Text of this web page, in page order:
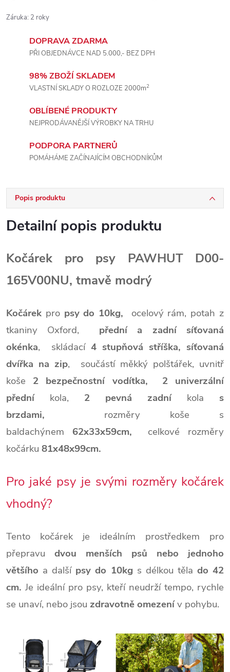
Záruka: 2 roky
DOPRAVA ZDARMA
PŘI OBJEDNÁVCE NAD 5.000,- BEZ DPH
98% ZBOŽÍ SKLADEM
VLASTNÍ SKLADY O ROZLOZE 2000m2
OBLÍBENÉ PRODUKTY
NEJPRODÁVANĚJŠÍ VÝROBKY NA TRHU
PODPORA PARTNERŮ
POMÁHÁME ZAČÍNAJÍCÍM OBCHODNÍKŮM
Popis produktu
Detailní popis produktu
Kočárek pro psy PAWHUT D00-
165V00NU, tmavě modrý
Kočárek pro psy do 10kg, ocelový rám, potah z
tkaniny Oxford, přední a zadní síťovaná
okénka, skládací 4 stupňová stříška, síťovaná
dvířka na zip, součástí měkký polštářek, uvnitř
koše 2 bezpečnostní vodítka, 2 univerzální
předníkola, 2 pevná zadníkola s
brzdami, rozměry koše s
baldachýnem 62x33x59cm, celkové rozměry
kočárku 81x48x99cm.
Pro jaké psy je svými rozměry kočárek
vhodný?
Tento kočárek je ideálním prostředkem pro
přepravu dvou menších psů nebo jednoho
většího a další psy do 10kg s délkou těla do 42
cm. Je ideální pro psy, kteří neudrží tempo, rychle
se unaví, nebo jsou zdravotně omezenív pohybu.